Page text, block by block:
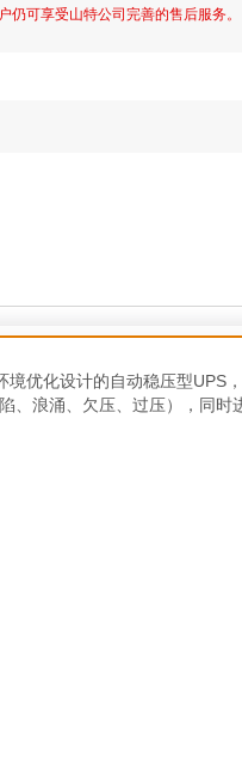
仍可享受山特公司完善的售后服务。
优化设计的自动稳压型UPS
、浪涌、欠压、过压），同时